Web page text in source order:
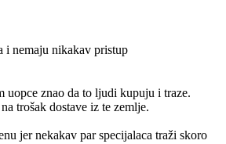
i nemaju nikakav pristup
uopce znao da to ljudi kupuju i traze.
trošak dostave iz te zemlje.
jer nekakav par specijalaca traži skoro